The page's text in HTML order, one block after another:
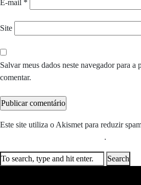
E-mail *
Site
Salvar meus dados neste navegador para a
comentar.
Este site utiliza o Akismet para reduzir
.
Search